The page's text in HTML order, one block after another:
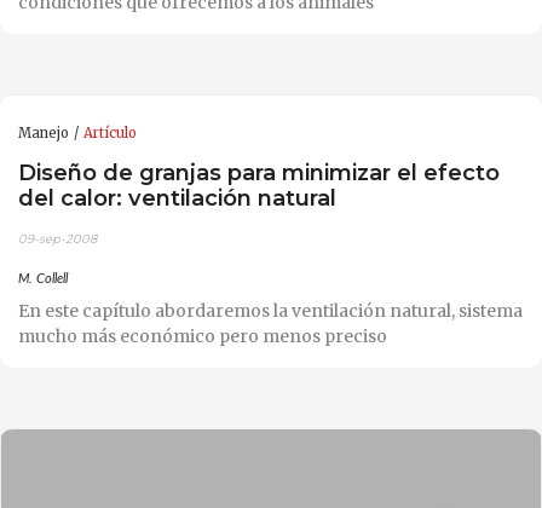
Manejo Artículo
Diseño de granjas para minimizar el efecto
del calor: ventilación natural
09-sep-2008
M. Collell
En este capítulo abordaremos la ventilación natural, sistema
mucho más económico pero menos preciso